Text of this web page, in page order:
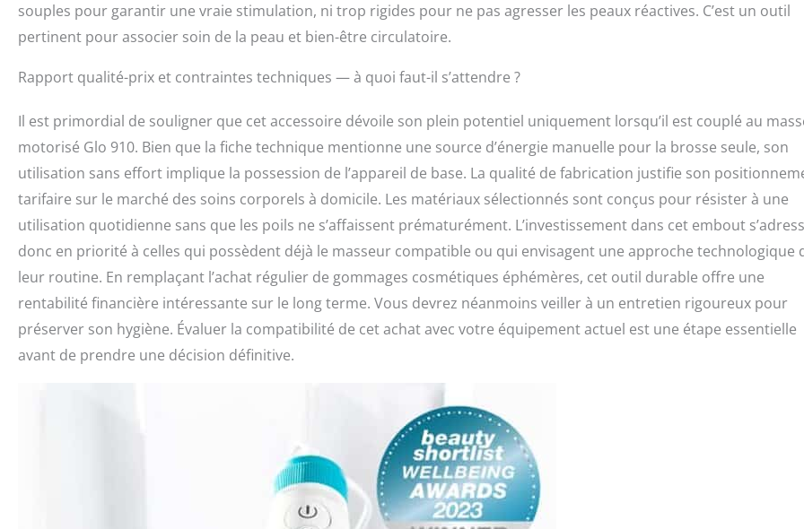
souples pour garantir une vraie stimulation, ni trop rigides pour ne pas agresser les peaux réactives. C’est un outil
pertinent pour associer soin de la peau et bien-être circulatoire.
Rapport qualité-prix et contraintes techniques — à quoi faut-il s’attendre ?
Il est primordial de souligner que cet accessoire dévoile son plein potentiel uniquement lorsqu’il est couplé au
motorisé Glo 910. Bien que la fiche technique mentionne une source d’énergie manuelle pour la brosse seule, son
utilisation sans effort implique la possession de l’appareil de base. La qualité de fabrication justifie son
tarifaire sur le marché des soins corporels à domicile. Les matériaux sélectionnés sont conçus pour résister à une
utilisation quotidienne sans que les poils ne s’affaissent prématurément. L’investissement dans cet embout
donc en priorité à celles qui possèdent déjà le masseur compatible ou qui envisagent une approche technologique
leur routine. En remplaçant l’achat régulier de gommages cosmétiques éphémères, cet outil durable offre une
rentabilité financière intéressante sur le long terme. Vous devrez néanmoins veiller à un entretien rigoureux pour
préserver son hygiène. Évaluer la compatibilité de cet achat avec votre équipement actuel est une étape essentielle
avant de prendre une décision définitive.